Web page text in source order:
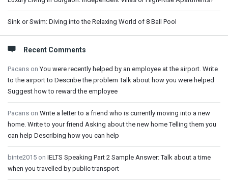
Sink or Swim: Diving into the Relaxing World of 8 Ball Pool
Recent Comments
Pacans onYou were recently helped by an employee at the airport. Write
to the airport to Describe the problem Talk about how you were helped
Suggest how to reward the employee
Pacans on Write a letter to a friend who is currently moving into a new
home. Write to your friend Asking about the new home Telling them you
can help Describing how you can help
binte2015 on IELTS Speaking Part 2 Sample Answer: Talk about a time
when you travelled by public transport